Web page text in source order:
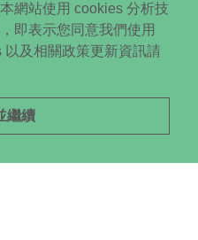
網站使用 cookies 分析技
即表示您同意我們使用
及相關政策更新資訊請
繼續
號5樓
All RightsReserved. ©
得轉載